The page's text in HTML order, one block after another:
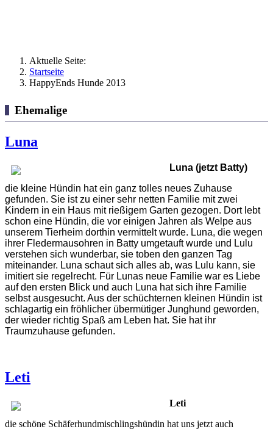
Aktuelle Seite:
Startseite
HappyEnds Hunde 2013
Ehemalige
Luna
Luna (jetzt Batty)
die kleine Hündin hat ein ganz tolles neues Zuhause
gefunden. Sie ist zu einer sehr netten Familie mit zwei
Kindern in ein Haus mit rießigem Garten gezogen. Dort lebt
schon eine Hündin, die vor einigen Jahren als Welpe aus
unserem Tierheim dorthin vermittelt wurde. Luna, die wegen
ihrer Fledermausohren in Batty umgetauft wurde und Lulu
verstehen sich wunderbar, sie toben den ganzen Tag
miteinander. Luna schaut sich alles ab, was Lulu kann, sie
imitiert sie regelrecht. Für Lunas neue Familie war es Liebe
auf den ersten Blick und auch Luna hat sich ihre Familie
selbst ausgesucht. Aus der schüchternen kleinen Hündin ist
schlagartig ein fröhlicher übermütiger Junghund geworden,
der wieder richtig Spaß am Leben hat. Sie hat ihr
Traumzuhause gefunden.
Leti
Leti
die schöne Schäferhundmischlingshündin hat uns jetzt auch